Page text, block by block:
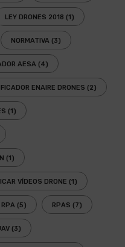
LEY DRONES 2018 (1)
NORMATIVA (3)
AESA (4)
ENAIRE DRONES (2)
(1)
(1)
VÍDEOS DRONE (1)
RPA (5) RPAS (7)
(3)